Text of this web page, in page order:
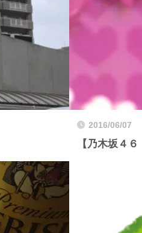
2016/06/07
【乃木坂４